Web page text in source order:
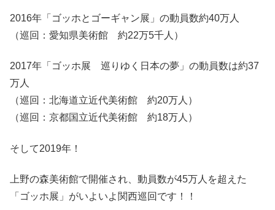
2016年「ゴッホとゴーギャン展」の動員数約40万人
（巡回：愛知県美術館 約22万5千人）
2017年「ゴッホ展 巡りゆく日本の夢」の動員数は約37
万人
（巡回：北海道立近代美術館 約20万人）
（巡回：京都国立近代美術館 約18万人）
そして2019年！
上野の森美術館で開催され、動員数が45万人を超えた
「ゴッホ展」がいよいよ関西巡回です！！